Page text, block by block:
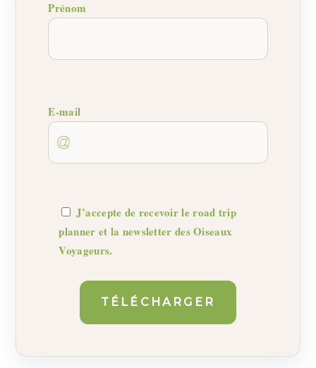
Prénom
E-mail
J’accepte de recevoir le road trip
planner et la newsletter desOiseaux
Voyageurs.